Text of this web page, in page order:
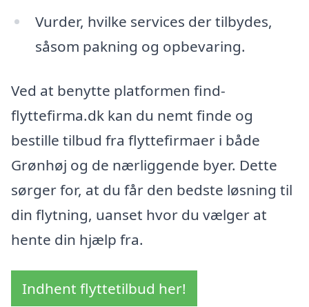
Vurder, hvilke services der tilbydes,
såsom pakning og opbevaring.
Ved at benytte platformen find-
flyttefirma.dk kan du nemt finde og
bestille tilbud fra flyttefirmaer i både
Grønhøj og de nærliggende byer. Dette
sørger for, at du får den bedste løsning til
din flytning, uanset hvor du vælger at
hente din hjælp fra.
Indhent flyttetilbud her!